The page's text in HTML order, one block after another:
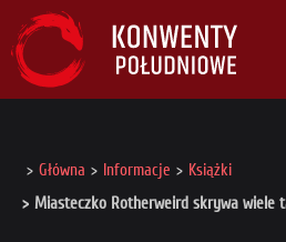
Główna Informacje
Książki
Miasteczko Rotherweird skrywa wiele